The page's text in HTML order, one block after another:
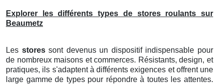
Explorer les différents types de stores roulants sur
Beaumetz
Les storessont devenus un dispositif indispensable pour
de nombreux maisons et commerces. Résistants, design, et
pratiques, ils s'adaptent à différents exigences et offrent une
large gamme de types pour répondre à toutes les attentes.